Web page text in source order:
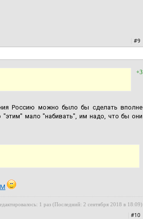
#9
+3
Россию можно было бы сделать вполне
мало "набивать", им надо, что бы они
1 раз (Последний: 2 сентября 2018 в 18:09)
#10